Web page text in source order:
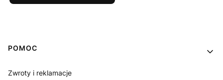
Linki w stopce
POMOC
Zwroty i reklamacje